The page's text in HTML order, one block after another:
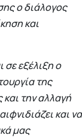
ο διάλογος
και
σε εξέλιξη ο
της
την αλλαγή
και να
μας